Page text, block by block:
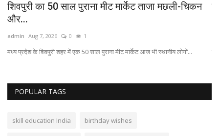
शिवपुरी का 50 साल पुराना मीट मार्केट ताजा मछली-चिकन
और...
admin Aug 7, 2026 0 1
मध्य प्रदेश के शिवपुरी शहर में एक 50 साल पुराना मीट मार्केट आज भी स्थानीय लोगों...
POPULAR TAGS
skill education India birthday wishes